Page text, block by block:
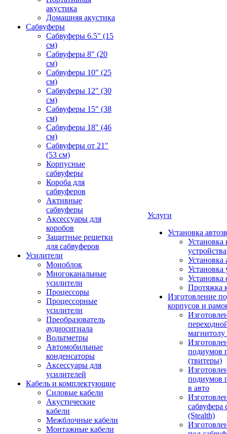
акустика
Домашняя акустика
Сабвуферы
Сабвуферы 6.5" (15
см)
Сабвуферы 8" (20
см)
Сабвуферы 10" (25
см)
Сабвуферы 12" (30
см)
Сабвуферы 15" (38
см)
Сабвуферы 18" (46
см)
Сабвуферы от 21"
(53 см)
Корпусные
сабвуферы
Короба для
сабвуферов
Активные
сабвуферы
Аксессуары для
коробов
Защитные решетки
для сабвуферов
Усилители
Моноблок
Многоканальные
усилители
Процессоры
Процессорные
усилители
Преобразователь
аудиосигнала
Вольтметры
Автомобильные
конденсаторы
Аксессуары для
усилителей
Кабель и комплектующие
Силовые кабели
Акустические
кабели
Межблочные кабели
Монтажные кабели
Услуги
Установка
Установка
устройства
Установка
Установка
Установка
Протяжка
Изготовление
корпусов и
подиумов
(твитеры)
подиумов
в авто
сабвуфера
(Stealth)